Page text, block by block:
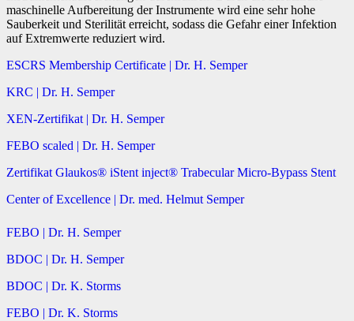
maschinelle Aufbereitung der Instrumente wird eine sehr hohe
Sauberkeit und Sterilität erreicht, sodass die Gefahr einer Infektion
auf Extremwerte reduziert wird.
ESCRS Membership Certificate | Dr. H. Semper
KRC | Dr. H. Semper
XEN-Zertifikat | Dr. H. Semper
FEBO scaled | Dr. H. Semper
Zertifikat Glaukos® iStent inject® Trabecular Micro-Bypass Stent
Center of Excellence | Dr. med. Helmut Semper
FEBO | Dr. H. Semper
BDOC | Dr. H. Semper
BDOC | Dr. K. Storms
FEBO | Dr. K. Storms